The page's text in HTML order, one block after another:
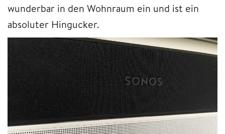
wunderbar in den Wohnraum ein und ist ein
absoluter Hingucker.